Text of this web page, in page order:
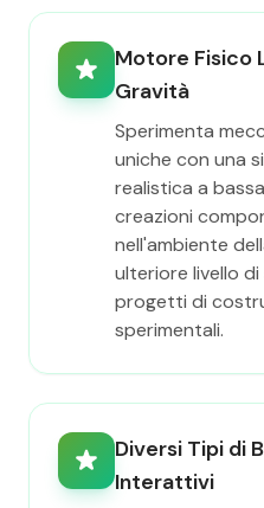
Motore Fisico
Gravità
Sperimenta
uniche con una
realistica a
creazioni
nell'ambiente
ulteriore livello
progetti di
sperimentali.
Diversi Tipi di
Interattivi